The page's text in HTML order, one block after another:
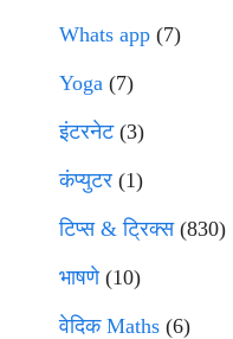
Whats app (7)
Yoga (7)
इंटरनेट(3)
कंप्युटर (1)
टिप्स & ट्रिक्स(830)
भाषणे(10)
वेदिक Maths (6)